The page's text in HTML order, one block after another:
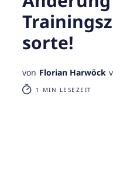
sorte!
von Florian Harwöck
1 MIN LESEZEIT